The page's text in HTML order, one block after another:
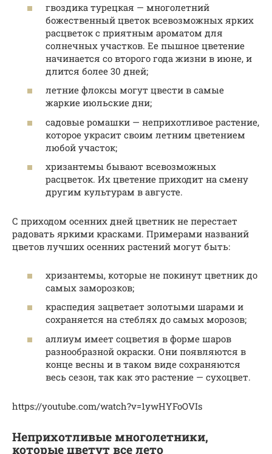
гвоздика турецкая — многолетний
божественный цветок всевозможных ярких
расцветок с приятным ароматом для
солнечных участков. Ее пышное цветение
начинается со второго года жизни в июне, и
длится более 30 дней;
летние флоксы могут цвести в самые
жаркие июльские дни;
садовые ромашки — неприхотливое растение,
которое украсит своим летним цветением
любой участок;
хризантемы бывают всевозможных
расцветок. Их цветение приходит на смену
другим культурам в августе.
С приходом осенних дней цветник не перестает
радовать яркими красками. Примерами названий
цветов лучших осенних растений могут быть:
хризантемы, которые не покинут цветник до
самых заморозков;
краспедия зацветает золотыми шарами и
сохраняется на стеблях до самых морозов;
аллиум имеет соцветия в форме шаров
разнообразной окраски. Они появляются в
конце весны и в таком виде сохраняются
весь сезон, так как это растение — сухоцвет.
https://youtube.com/watch?v=1ywHYFoOVIs
Неприхотливые многолетники,
которые цветут все лето